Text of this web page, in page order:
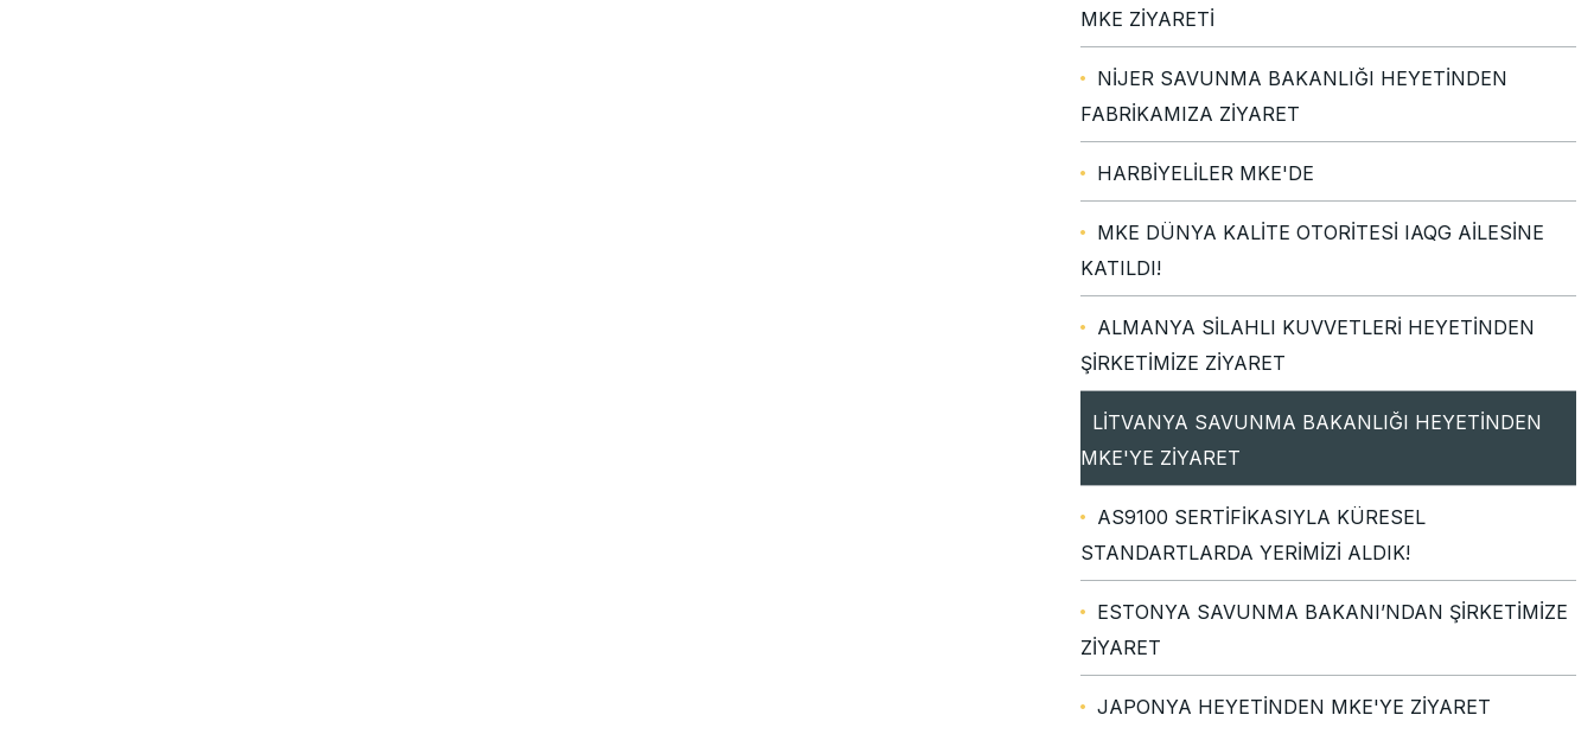
MKE ZİYARETİ
NİJER SAVUNMA BAKANLIĞI HEYETİNDEN
FABRİKAMIZA ZİYARET
HARBİYELİLER MKE'DE
MKE DÜNYA KALİTE OTORİTESİ IAQG AİLESİNE
KATILDI!
ALMANYA SİLAHLI KUVVETLERİ HEYETİNDEN
ŞİRKETİMİZE ZİYARET
LİTVANYA SAVUNMA BAKANLIĞI HEYETİNDEN
MKE'YE ZİYARET
AS9100 SERTİFİKASIYLA KÜRESEL
STANDARTLARDA YERİMİZİ ALDIK!
ESTONYA SAVUNMA BAKANI’NDAN ŞİRKETİMİZE
ZİYARET
JAPONYA HEYETİNDEN MKE'YE ZİYARET